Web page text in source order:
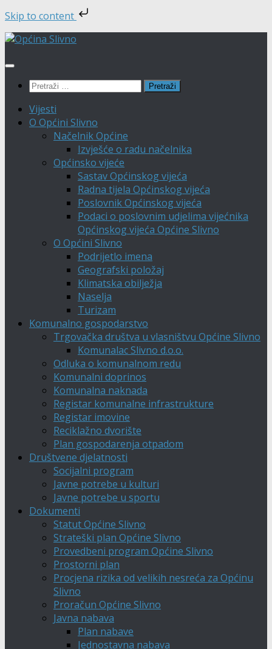
Skip to content
Skip
content
Pretraži:
Vijesti
O Općini Slivno
Načelnik Općine
Izvješće o radu načelnika
Općinsko vijeće
Sastav Općinskog vijeća
Radna tijela Općinskog vijeća
Poslovnik Općinskog vijeća
Podaci o poslovnim udjelima vijećnika
Općinskog vijeća Općine Slivno
O Općini Slivno
Podrijetlo imena
Geografski položaj
Klimatska obilježja
Naselja
Turizam
Komunalno gospodarstvo
Trgovačka društva u vlasništvu Općine Slivno
Komunalac Slivno d.o.o.
Odluka o komunalnom redu
Komunalni doprinos
Komunalna naknada
Registar komunalne infrastrukture
Registar imovine
Reciklažno dvorište
Plan gospodarenja otpadom
Društvene djelatnosti
Socijalni program
Javne potrebe u kulturi
Javne potrebe u sportu
Dokumenti
Statut Općine Slivno
Strateški plan Općine Slivno
Provedbeni program Općine Slivno
Prostorni plan
Procjena rizika od velikih nesreća za Općinu
Slivno
Proračun Općine Slivno
Javna nabava
Plan nabave
Jednostavna nabava